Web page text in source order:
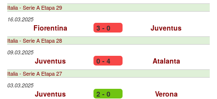
Italia - Serie A Etapa 29
16.03.2025
Fiorentina 3 - 0 Juventus
Italia - Serie A Etapa 28
09.03.2025
Juventus 0 - 4 Atalanta
Italia - Serie A Etapa 27
03.03.2025
Juventus 2 - 0 Verona